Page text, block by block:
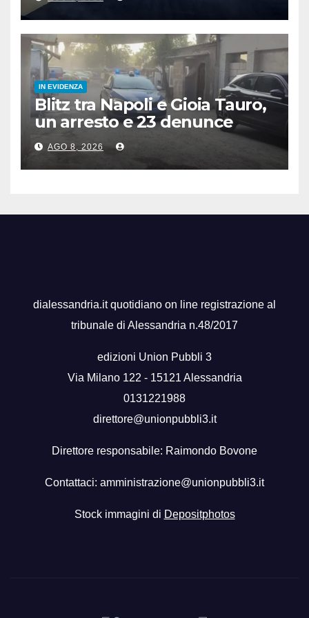
IN EVIDENZA
Blitz tra Napoli e Gioia Tauro,
un arresto e 23 denunce
AGO 8, 2026
dialessandria.it quotidiano on line registrazione al
tribunale di Alessandria n.48/2017
edizioni Union Pubbli 3
Via Milano 122 - 15121 Alessandria
0131221988
direttore@unionpubbli3.it
Direttore responsabile: Raimondo Bovone
Contattaci: amministrazione@unionpubbli3.it
Stock immagini di Depositphotos